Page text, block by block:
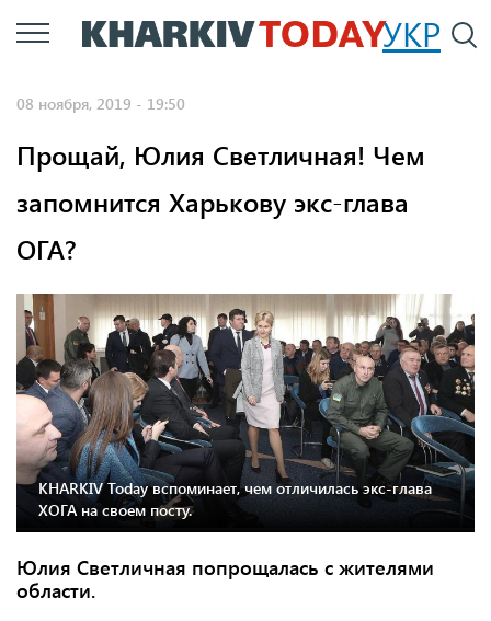
Перейти
к
УКР
08 ноября, 2019 - 19:50
Прощай, Юлия Светличная! Чем
запомнится Харькову экс-глава
ОГА?
KHARKIV Today вспоминает, чем отличилась экс-глава
ХОГА на своем посту.
Юлия Светличная попрощалась с жителями
области.